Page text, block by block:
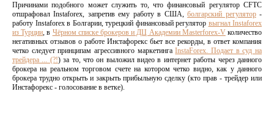
Причинами подобного может служить то, что финансовый регулятор CFTC
отшрафовал Instaforex, запретив ему работу в США,болгарский регулятор-
работу Instaforex в Болгарии, турецкий финансовый регулятор выгнал Instaforex
изТурции, в Чёрном списке брокеров и ДЦ Академии Masterforex-Vколичество
негативных отзывов о работе Инстафорекс бьет все рекорды, в ответ компания
четко следует принципам агрессивного маркетингаInstaForex. Подает в суд на
трейдера ... (?!) за то, что он выложил видео в интернет работы через данного
брокера на реальном торговом счете на котором четко видно, как у данного
брокера трудно открыть и закрыть прибыльную сделку (кто прав - трейдер или
Инстафорекс - голосование в ветке).